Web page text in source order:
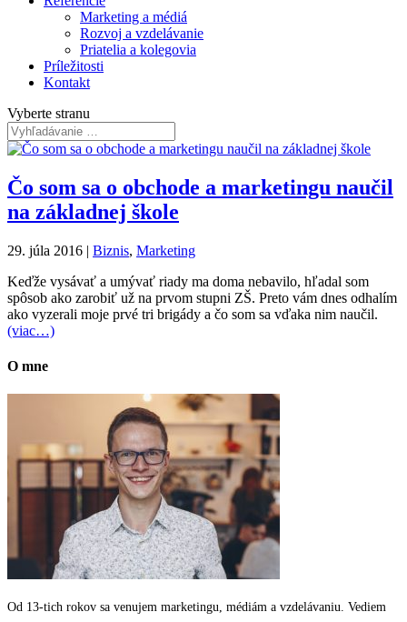
Marketing a médiá
Rozvoj a vzdelávanie
Priatelia a kolegovia
Príležitosti
Kontakt
Vyberte stranu
Čo som sa o obchode a marketingu naučil
na základnej škole
29. júla 2016 | Biznis, Marketing
Keďže vysávať a umývať riady ma doma nebavilo, hľadal som
spôsob ako zarobiť už na prvom stupni ZŠ. Preto vám dnes odhalím
ako vyzerali moje prvé tri brigády a čo som sa vďaka nim naučil.
(viac…)
O mne
Od 13-tich rokov sa venujem marketingu, médiám a vzdelávaniu. Vediem